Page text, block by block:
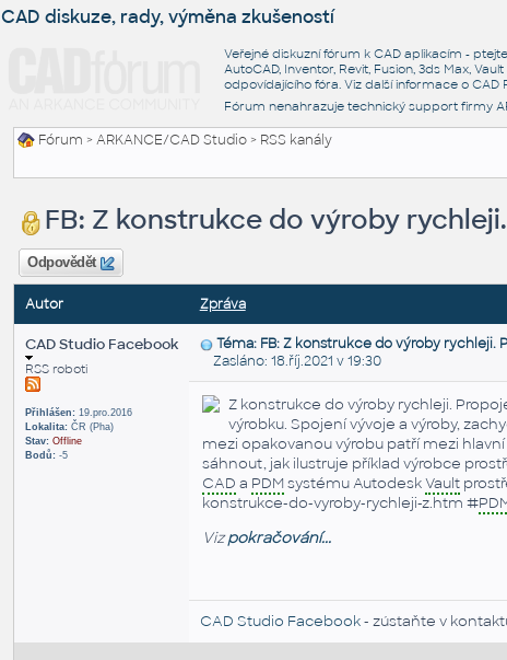
CAD diskuze, rady, výměna zkušeností
Veřejné diskuzní fórum k CAD aplikacím -
AutoCAD, Inventor, Revit, Fusion, 3ds Max,
odpovídajícího fóra. Viz další informace o CAD
Fórum nenahrazuje technický support firmy
Fórum >ARKANCE/CAD Studio> RSS kanály
FB: Z konstrukce do výroby
Odpovědět
Autor Zpráva
CAD Studio Facebook
RSS roboti
Přihlášen:19.pro.2016
Lokalita:ČR (Pha)
Stav: Offline
Bodů:-5
Téma: FB: Z konstrukce do výroby rychleji.
Zasláno: 18.říj.2021 v 19:30
Z konstrukce do výroby rychleji.
výrobku. Spojení vývoje a výroby,
mezi opa­ko­va­nou výro­bu patří mezi
sáh­nout, jak ilu­s­tru­je příklad vý­rob­ce
CAD a PDMsys­té­mu Auto­deskVault
konstrukce-do-vyroby-rychleji-z.htm #
Vizpokračování...
CAD Studio Facebook- zústaňte v